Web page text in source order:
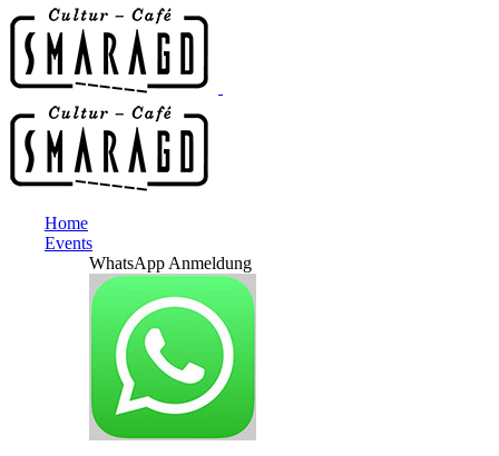
Home
Events
WhatsApp Anmeldung